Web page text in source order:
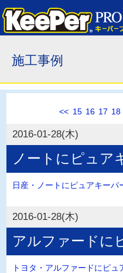
施工事例
<< 15 16 17 18
2016-01-28(木)
ノートにピュア
日産・ノートにピュアキーパ
2016-01-28(木)
アルファードに
トヨタ・アルファードにピュ